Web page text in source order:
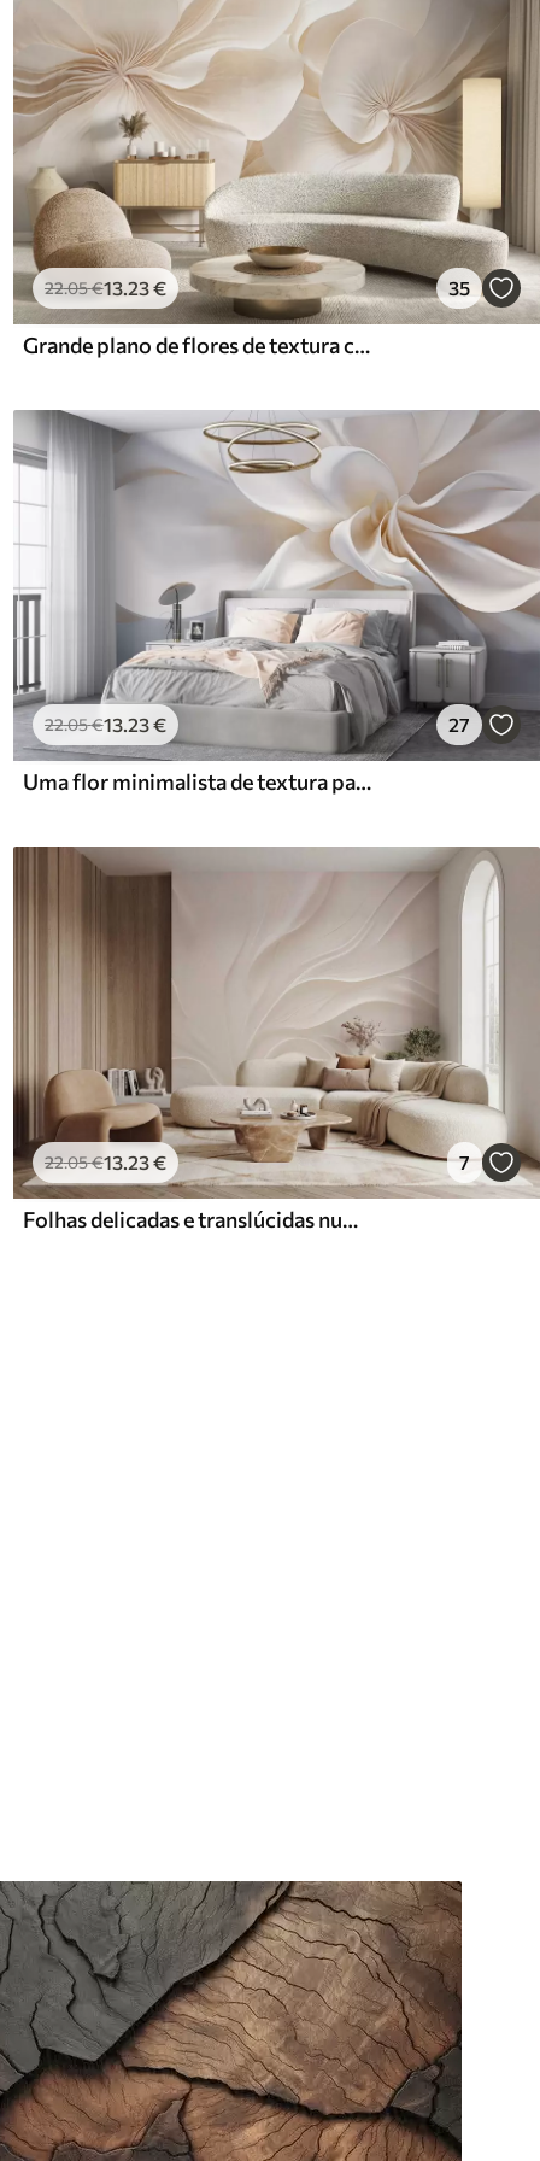
22.05€13.23€ 35
Grande plano de flores de textura cremosa com pétalas delicadas e fluidas, criando um arranjo floral suave, elegante e texturado
22.05€13.23€ 27
Uma flor minimalista de textura pastel branca com pétalas suaves, leve e arejada, sobre um fundo branco
22.05€13.23€ 7
Folhas delicadas e translúcidas num ramo